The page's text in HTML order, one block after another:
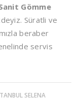
Gömme
Süratli ve
beraber
servis
SELENA